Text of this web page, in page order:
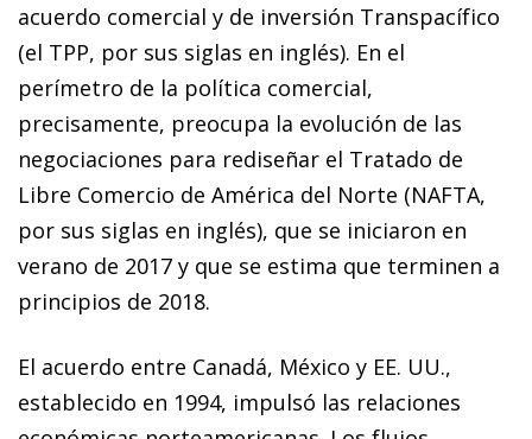
acuerdo comercial y de inversión Transpacífico
(el TPP, por sus siglas en inglés). En el
perímetro de la política comercial,
precisamente, preocupa la evolución de las
negociaciones para rediseñar el Tratado de
Libre Comercio de América del Norte (NAFTA,
por sus siglas en inglés), que se iniciaron en
verano de 2017 y que se estima que terminen a
principios de 2018.
El acuerdo entre Canadá, México y EE. UU.,
establecido en 1994, impulsó las relaciones